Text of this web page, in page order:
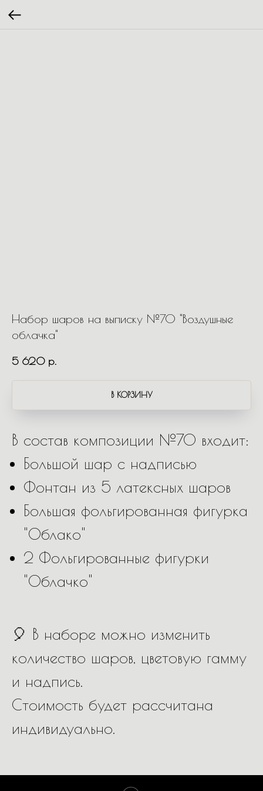
Набор шаров на выписку №70 "Воздушные
облачка"
5 620 р.
В КОРЗИНУ
В состав композиции №70 входит:
Большой шар с надписью
Фонтан из 5 латексных шаров
Большая фольгированная фигурка
"Облако"
2 Фольгированные фигурки
"Облачко"
🎈 В наборе можно изменить
количество шаров, цветовую гамму
и надпись.
Стоимость будет рассчитана
индивидуально.